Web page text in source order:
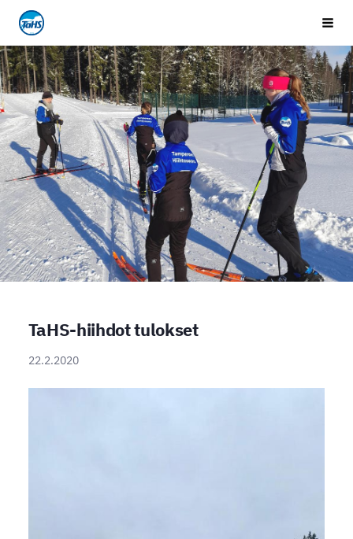
Siirry
sivun
sisältöön
Tampereen Hiihtoseura
TaHS-hiihdot tulokset
22.2.2020